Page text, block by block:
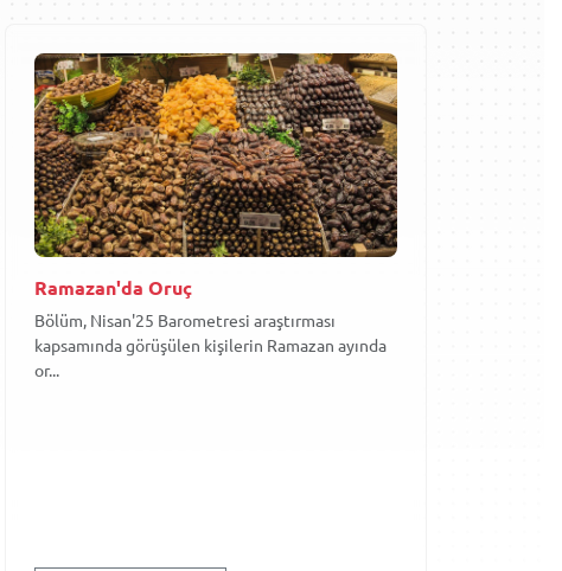
Ramazan'da Oruç
Bölüm, Nisan'25 Barometresi araştırması
kapsamında görüşülen kişilerin Ramazan ayında
or...